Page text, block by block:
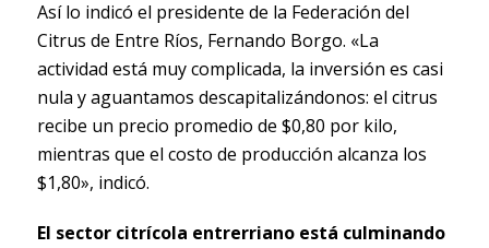
Así lo indicó el presidente de la Federación del
Citrus de Entre Ríos, Fernando Borgo. «La
actividad está muy complicada, la inversión es casi
nula y aguantamos descapitalizándonos: el citrus
recibe un precio promedio de $0,80 por kilo,
mientras que el costo de producción alcanza los
$1,80», indicó.
El sector citrícola entrerriano está culminando